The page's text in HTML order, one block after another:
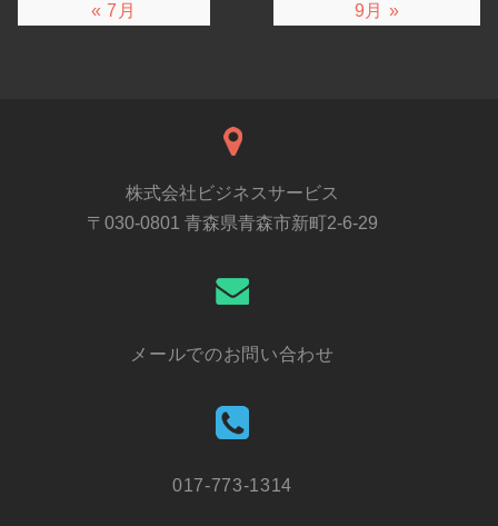
« 7月
9月 »
株式会社ビジネスサービス
〒030-0801 青森県青森市新町2-6-29
メールでのお問い合わせ
017-773-1314